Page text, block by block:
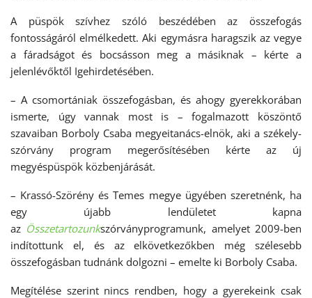
A püspök szívhez szóló beszédében az összefogás
fontosságáról elmélkedett. Aki egymásra haragszik az vegye
a fáradságot és bocsásson meg a másiknak – kérte a
jelenlévőktől Igehirdetésében.
– A csomortániak összefogásban, és ahogy gyerekkorában
ismerte, úgy vannak most is – fogalmazott köszöntő
szavaiban Borboly Csaba megyeitanács-elnök, aki a székely-
szórvány program megerősítésében kérte az új
megyéspüspök közbenjárását.
– Krassó-Szörény és Temes megye ügyében szeretnénk, ha
egy újabb lendületet kapna
az Összetartozunkszórványprogramunk, amelyet 2009-ben
indítottunk el, és az elkövetkezőkben még szélesebb
összefogásban tudnánk dolgozni – emelte ki Borboly Csaba.
Megítélése szerint nincs rendben, hogy a gyerekeink csak